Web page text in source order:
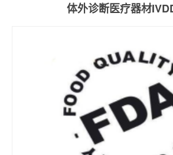
体外诊断医疗器材